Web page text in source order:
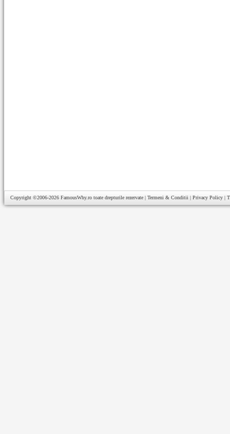
Copyright ©2006-2026 FamousWhy.ro toate drepturile rezervate | Termeni & Conditii | Privacy Policy |